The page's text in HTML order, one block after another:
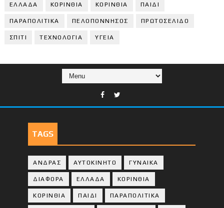
ΕΛΛΑΔΑ ΚΟΡΙΝΘΙΑ ΚΟΡΙΝΘΙA ΠΑΙΔΙ
ΠΑΡΑΠΟΛΙΤΙΚΑ ΠΕΛΟΠΟΝΝΗΣΟΣ ΠΡΩΤΟΣΕΛΙΔΟ
ΣΠΙΤΙ ΤΕΧΝΟΛΟΓΙΑ ΥΓΕΙΑ
TAGS
ΑΝΔΡΑΣ ΑΥΤΟΚΙΝΗΤΟ ΓΥΝΑΙΚΑ
ΔΙΑΦΟΡΑ ΕΛΛΑΔΑ ΚΟΡΙΝΘΙΑ
ΚΟΡΙΝΘΙA ΠΑΙΔΙ ΠΑΡΑΠΟΛΙΤΙΚΑ